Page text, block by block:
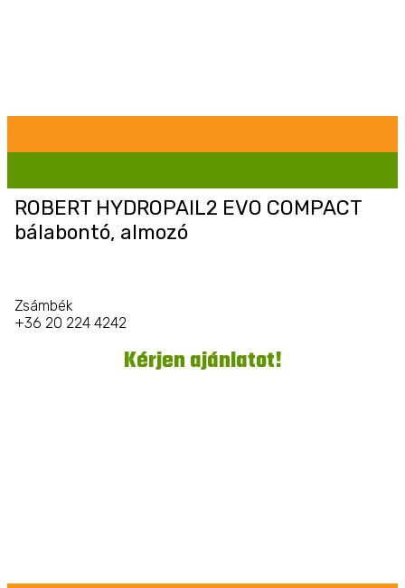
ROBERT HYDROPAIL2 EVO COMPACT
bálabontó, almozó
Zsámbék
+36 20 224 4242
Kérjen ajánlatot!